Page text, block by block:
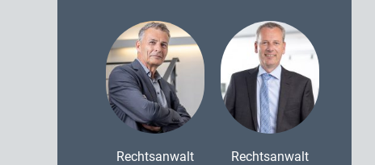
Rechtsanwalt
Rechtsanwalt